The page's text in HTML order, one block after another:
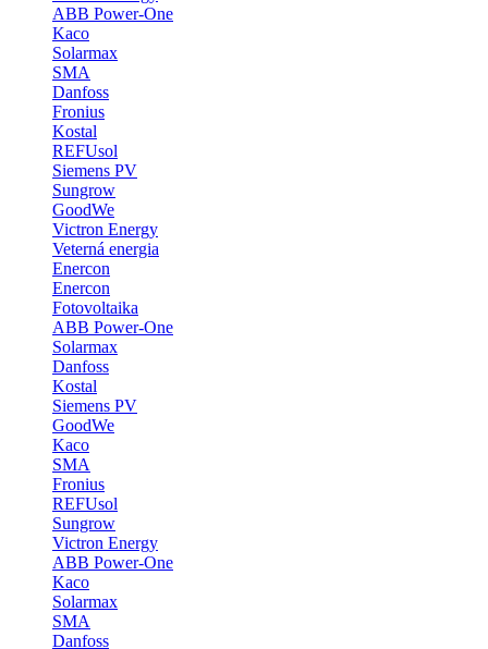
ABB Power-One
Kaco
Solarmax
SMA
Danfoss
Fronius
Kostal
REFUsol
Siemens PV
Sungrow
GoodWe
Victron Energy
Veterná energia
Enercon
Enercon
Fotovoltaika
ABB Power-One
Solarmax
Danfoss
Kostal
Siemens PV
GoodWe
Kaco
SMA
Fronius
REFUsol
Sungrow
Victron Energy
ABB Power-One
Kaco
Solarmax
SMA
Danfoss